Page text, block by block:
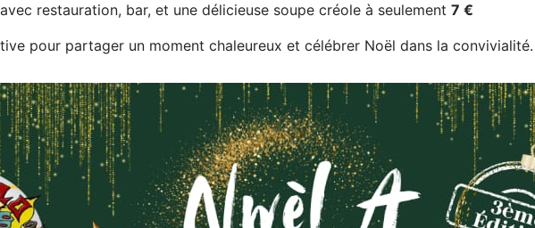
restauration, bar, et une délicieuse soupe créole à seulement 7 €
pour partager un moment chaleureux et célébrer Noël dans la convivialité.